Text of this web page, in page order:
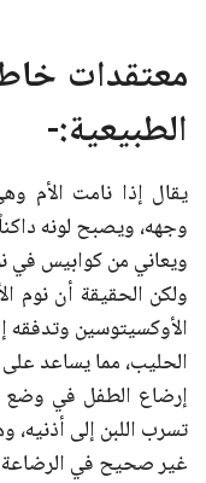
معتقدات
الطبيعية:-
يقال إذا نامت الأم
وجهه، ويصبح لونه
ويعاني من كوابيس في
ولكن الحقيقة أن نوم
الأوكسيتوسين وتدفقه
الحليب، مما يساعد
إرضاع الطفل في وضع
تسرب اللبن إلى أذنيه،
غير صحيح في الرضاعة